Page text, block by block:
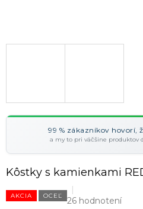
99 % zákazníkov hovorí,
a my to pri väčšine produktov
Kôstky s kamienkami
AKCIA OCEĽ 26 hodnotení